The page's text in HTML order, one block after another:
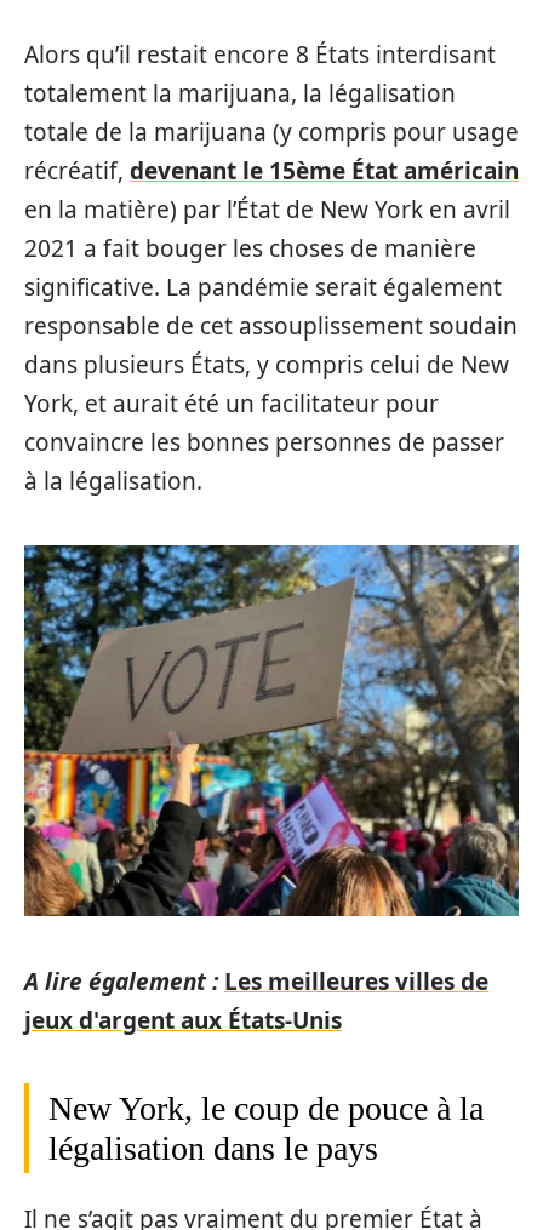
Alors qu’il restait encore 8 États interdisant
totalement la marijuana, la légalisation
totale de la marijuana (y compris pour usage
récréatif, devenant le 15ème État américain
en la matière) par l’État de New York en avril
2021 a fait bouger les choses de manière
significative. La pandémie serait également
responsable de cet assouplissement soudain
dans plusieurs États, y compris celui de New
York, et aurait été un facilitateur pour
convaincre les bonnes personnes de passer
à la légalisation.
A lire également : Les meilleures villes de
jeux d'argent aux États-Unis
New York, le coup de pouce à la
légalisation dans le pays
Il ne s’agit pas vraiment du premier État à